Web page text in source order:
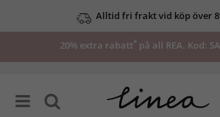
Alltid fri frakt vid köp över
20% extra rabatt*på all REA. Kod: